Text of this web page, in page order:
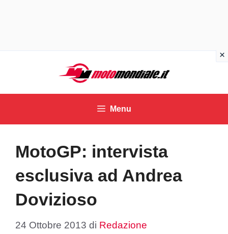
contenuto
Menu
MotoGP: intervista
esclusiva ad Andrea
Dovizioso
24 Ottobre 2013 di Redazione